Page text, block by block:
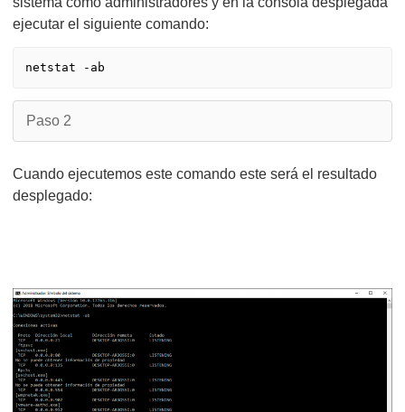
ejecutar el siguiente comando:
Paso 2
Cuando ejecutemos este comando este será el resultado
desplegado: